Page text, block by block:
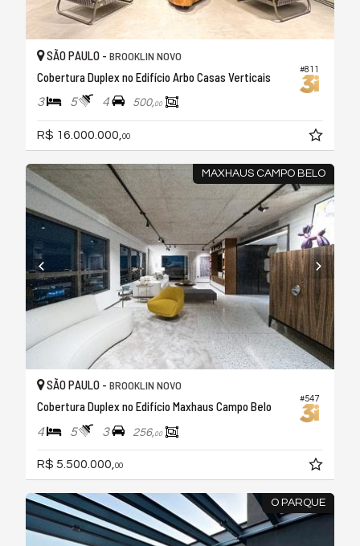
#811
SÃO PAULO - BROOKLIN NOVO
Cobertura Duplex no Edifício Arbo Casas Verticais
3 5 4 500,00
R$ 16.000.000, 00
MAXHAUS CAMPO BELO
#547
SÃO PAULO - BROOKLIN NOVO
Cobertura Duplex no Edifício Maxhaus Campo Belo
4 5 3 256,00
R$ 5.500.000,00
O PARQUE